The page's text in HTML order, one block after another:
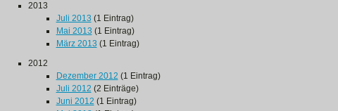
2013
Juli 2013 (1 Eintrag)
Mai 2013 (1 Eintrag)
März 2013 (1 Eintrag)
2012
Dezember 2012 (1 Eintrag)
Juli 2012 (2 Einträge)
Juni 2012 (1 Eintrag)